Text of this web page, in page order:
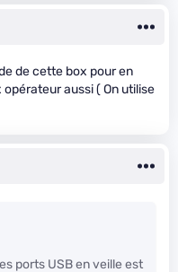
de cette box pour en
aussi ( On utilise
ports USB en veille est